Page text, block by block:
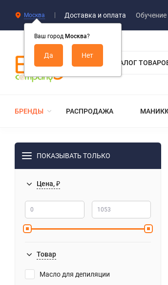
Москва
Ваш город Москва?
Доставка и оплата Обучение
КАТАЛОГ
БРЕНДЫ РАСПРОДАЖА
ПОКАЗЫВАТЬ ТОЛЬКО
Цена, ₽
Товар
Масло для депиляции